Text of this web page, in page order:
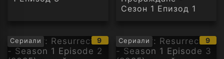
Сезон 1 Епизод 1
Сериали
IMDb
рейтинг:
9 Сериали 9